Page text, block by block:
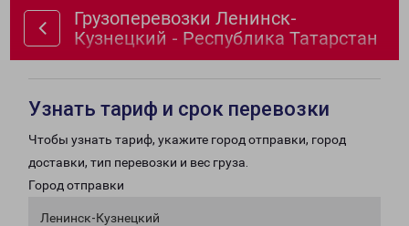
Грузоперевозки Ленинск-
Кузнецкий - Республика Татарстан
Узнать тариф и срок перевозки
Чтобы узнать тариф, укажите город отправки, город
доставки, тип перевозки и вес груза.
Город отправки
Ленинск-Кузнецкий